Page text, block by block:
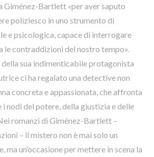
Giménez-Bartlett «per aver saputo
poliziesco in uno strumento di
e psicologica, capace di interrogare
le contraddizioni del nostro tempo».
sua indimenticabile protagonista
ci ha regalato una detective non
concreta e appassionata, che affronta
i nodi del potere, della giustizia e delle
romanzi di Giménez-Bartlett –
– il mistero non è mai solo un
ma un’occasione per mettere in scena la